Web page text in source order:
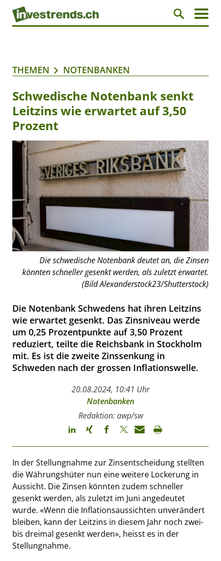
THEMEN NOTENBANKEN
Schwedische Notenbank senkt
Leitzins wie erwartet auf 3,50
Prozent
Die schwedische Notenbank deutet an, die Zinsen
könnten schneller gesenkt werden, als zuletzt erwartet.
(Bild Alexanderstock23/Shutterstock)
Die Notenbank Schwedens hat ihren Leitzins
wie erwartet gesenkt. Das Zinsniveau werde
um 0,25 Prozentpunkte auf 3,50 Prozent
reduziert, teilte die Reichsbank in Stockholm
mit. Es ist die zweite Zinssenkung in
Schweden nach der grossen Inflationswelle.
20.08.2024, 10:41 Uhr
Notenbanken
Redaktion: awp/sw
In der Stellungnahme zur Zinsentscheidung stellten
die Währungshüter nun eine weitere Lockerung in
Aussicht. Die Zinsen könnten zudem schneller
gesenkt werden, als zuletzt im Juni angedeutet
wurde. «Wenn die Inflationsaussichten unverändert
bleiben, kann der Leitzins in diesem Jahr noch zwei-
bis dreimal gesenkt werden», heisst es in der
Stellungnahme.